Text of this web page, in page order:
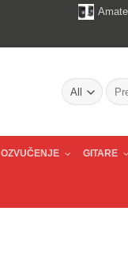
OZVUČENJE GITARE